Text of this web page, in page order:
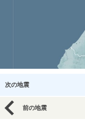
次の地震
前の地震